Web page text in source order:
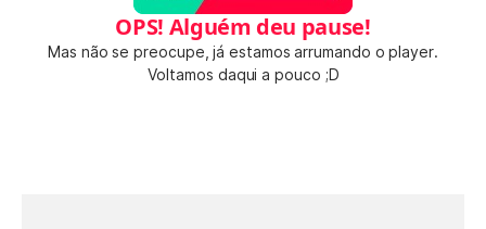
OPS! Alguém deu pause!
Mas não se preocupe, já estamos arrumando o player.
Voltamos daqui a pouco ;D